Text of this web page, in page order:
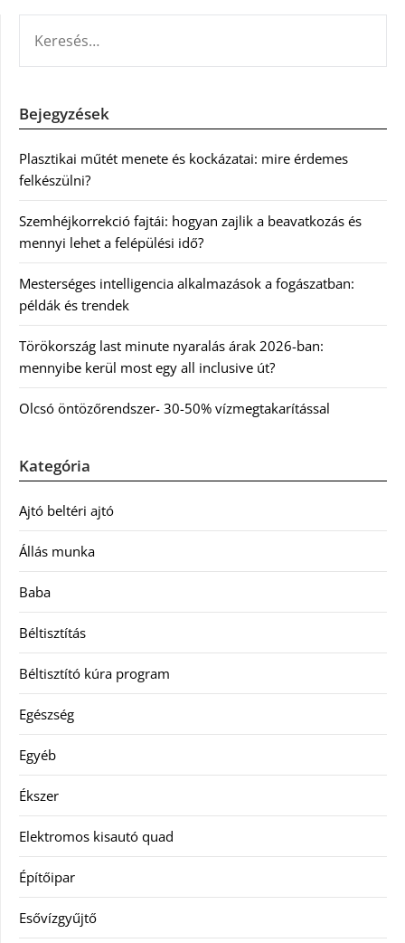
Bejegyzések
Plasztikai műtét menete és kockázatai: mire érdemes
felkészülni?
Szemhéjkorrekció fajtái: hogyan zajlik a beavatkozás és
mennyi lehet a felépülési idő?
Mesterséges intelligencia alkalmazások a fogászatban:
példák és trendek
Törökország last minute nyaralás árak 2026-ban:
mennyibe kerül most egy all inclusive út?
Olcsó öntözőrendszer- 30-50% vízmegtakarítással
Kategória
Ajtó beltéri ajtó
Állás munka
Baba
Béltisztítás
Béltisztító kúra program
Egészség
Egyéb
Ékszer
Elektromos kisautó quad
Építőipar
Esővízgyűjtő